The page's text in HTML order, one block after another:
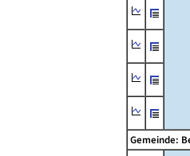
Gemeinde: